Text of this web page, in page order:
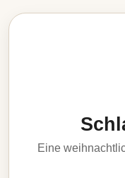
Eine